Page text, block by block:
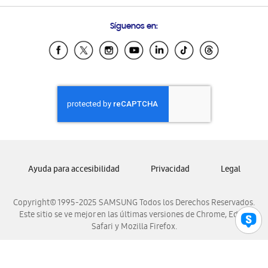
Samsung Ecuador
Samsung El Salvador
Samsung Honduras
Samsung Nicaragua
Samsung Panamá
Samsung Venezuela
Síguenos en:
Copyright© 1995-2025 SAMSUNG Todos los Derechos Reservados.
Este sitio se ve mejor en las últimas versiones de Chrome, Edge,
Safari y Mozilla Firefox.
Ayuda para accesibilidad Privacidad Legal